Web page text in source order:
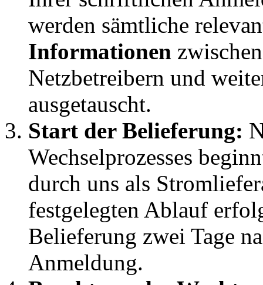
werden sämtliche
Informationen
Netzbetreibern und
ausgetauscht.
Start der Belieferung:
Wechselprozesses
durch uns als
festgelegten Ablauf
Belieferung zwei Tage
Anmeldung.